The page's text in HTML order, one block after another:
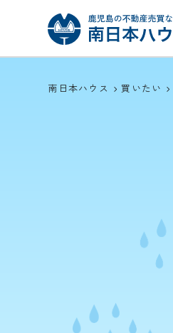
南日本ハウス 買いたい